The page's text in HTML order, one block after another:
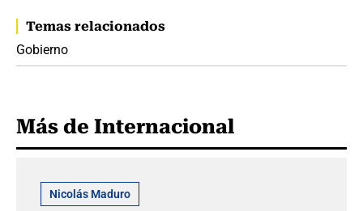
Temas relacionados
Gobierno
Más de Internacional
Nicolás Maduro